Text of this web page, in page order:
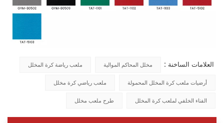
العلامات الساخنة : مخلل المحاكم الموالية ملعب رياضة كرة المخلل
أرضيات ملعب كرة المخلل المحمولة ملعب رياضي كرة مخلل
الفناء الخلفي لملعب كرة المخلل طرح ملعب مخلل